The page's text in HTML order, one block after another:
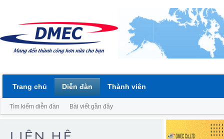
Trang chủ Diễn đàn
Tìm kiếm diễn đàn Bài viết gần đây
Thành viên